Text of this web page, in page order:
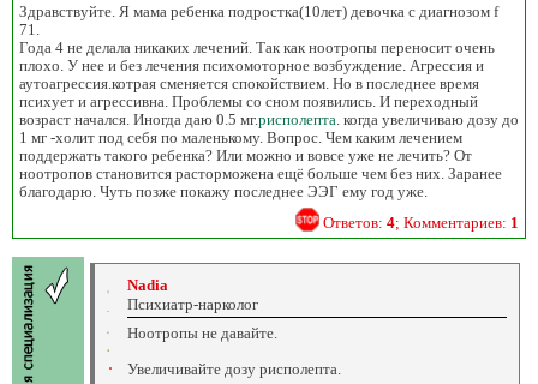
Здравствуйте. Я мама ребенка подростка(10лет) девочка с диагнозом f
71.
Года 4 не делала никаких лечений. Так как ноотропы переносит очень
плохо. У нее и без лечения психомоторное возбуждение. Агрессия и
аутоагрессия.котрая сменяется спокойствием. Но в последнее время
психует и агрессивна. Проблемы со сном появились. И переходный
возраст начался. Иногда даю 0.5 мг.рисполепта . когда увеличиваю дозу до
1 мг -холит под себя по маленькому. Вопрос. Чем каким лечением
поддержать такого ребенка? Или можно и вовсе уже не лечить? От
ноотропов становится расторможена ещё больше чем без них. Заранее
благодарю. Чуть позже покажу последнее ЭЭГ ему год уже.
Ответов: 4; Комментариев: 1
Nadia
Психиатр-нарколог
Ноотропы не давайте.
Увеличивайте дозу рисполепта.